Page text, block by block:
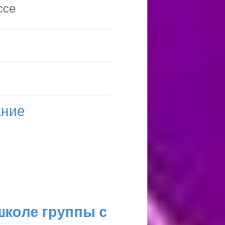
группы с